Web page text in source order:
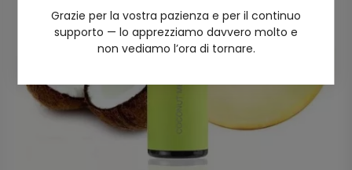
Grazie per la vostra pazienza e per il continuo
supporto — lo apprezziamo davvero molto e
non vediamo l’ora di tornare.